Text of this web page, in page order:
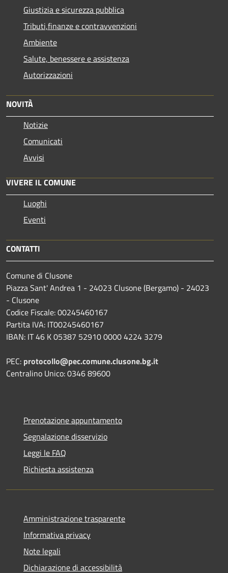
Giustizia e sicurezza pubblica
Tributi,finanze e contravvenzioni
Ambiente
Salute, benessere e assistenza
Autorizzazioni
NOVITÀ
Notizie
Comunicati
Avvisi
VIVERE IL COMUNE
Luoghi
Eventi
CONTATTI
Comune di Clusone
Piazza Sant' Andrea 1 - 24023 Clusone (Bergamo) - 24023
- Clusone
Codice Fiscale: 00245460167
Partita IVA: IT00245460167
IBAN: IT 46 K 05387 52910 0000 4224 3279
PEC: protocollo@pec.comune.clusone.bg.it
Centralino Unico: 0346 89600
Prenotazione appuntamento
Segnalazione disservizio
Leggi le FAQ
Richiesta assistenza
Amministrazione trasparente
Informativa privacy
Note legali
Dichiarazione di accessibilità